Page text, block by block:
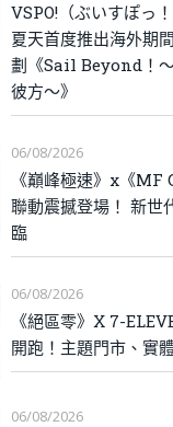
VSPO!（ぶいすぽっ
夏天首度推出海外期
劃《Sail Beyond！
彼方～》
06/08/2026
《巔峰極速》x《MF
聯動震撼登場！ 新世
臨
06/08/2026
《絕區零》X 7-
開跑！主題門市、實
06/08/2026